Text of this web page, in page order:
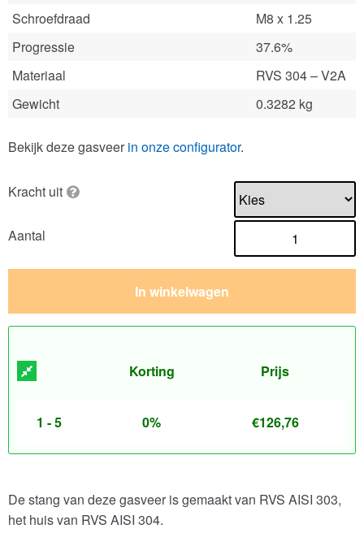
Schroefdraad
M8 x 1.25
Progressie
37.6%
Materiaal
RVS 304 – V2A
Gewicht
0.3282 kg
Bekijk deze gasveer in onze configurator.
Kracht uit
Aantal
In winkelwagen
Korting Prijs
1 - 5 0% €126,76
De stang van deze gasveer is gemaakt van RVS AISI 303,
het huis van RVS AISI 304.